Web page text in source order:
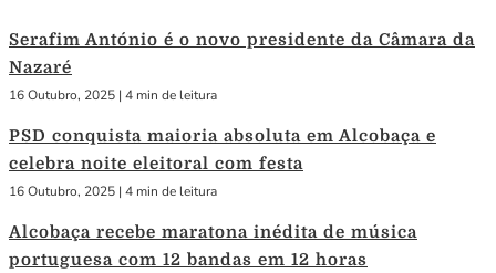
Serafim António é o novo presidente da Câmara da
Nazaré
16 Outubro, 2025 | 4 min de leitura
PSD conquista maioria absoluta em Alcobaça e
celebra noite eleitoral com festa
16 Outubro, 2025 | 4 min de leitura
Alcobaça recebe maratona inédita de música
portuguesa com 12 bandas em 12 horas